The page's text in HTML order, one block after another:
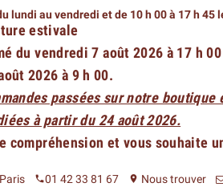
lundi au vendredi et de 10 h 00 à 17 h 45
estivale
du vendredi 7 août 2026 à 17 h 00
2026 à 9 h 00.
passées sur notre boutique
à partir du 24 août 2026.
compréhension et vous souhaite
phone01 42 33 81 67 place Nous trouver